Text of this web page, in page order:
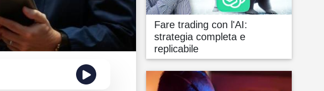
Fare trading con l'AI:
strategia completa e
replicabile